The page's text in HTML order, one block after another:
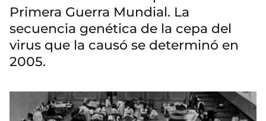
Primera Guerra Mundial. La
secuencia genética de la cepa del
virus que la causó se determinó en
2005.